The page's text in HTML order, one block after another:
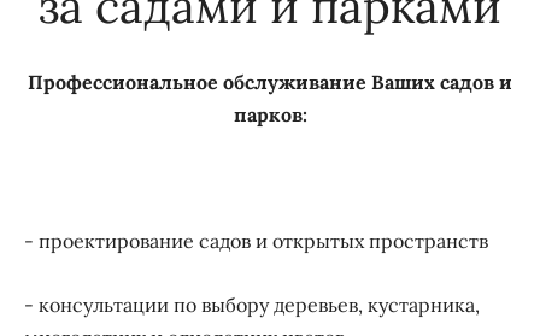
Профессиональное обслуживание Ваших садов и
парков:
- проектирование садов и открытых пространств
- консультации по выбору деревьев, кустарника,